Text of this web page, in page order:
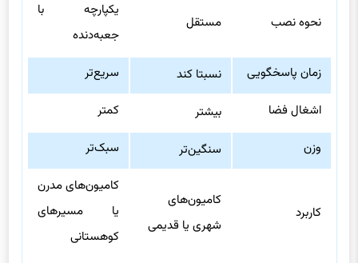
نحوه نصب مستقل
یکپارچه با
جعبه‌دنده
زمان پاسخگویی نسبتا کند سریع‌تر
اشغال فضا بیشتر کمتر
وزن سنگین‌تر سبک‌تر
کاربرد
کامیون‌های
شهری یا قدیمی
کامیون‌های مدرن
یا مسیرهای
کوهستانی